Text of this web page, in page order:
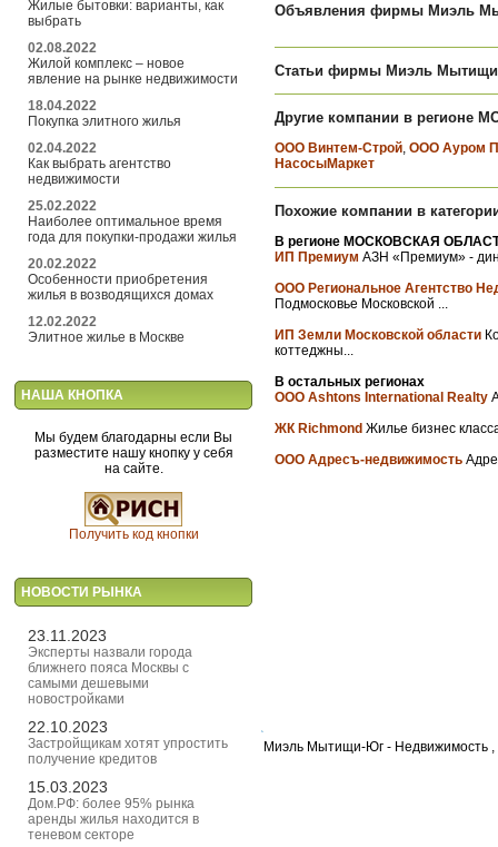
Жилые бытовки: варианты, как
выбрать
02.08.2022
Жилой комплекс – новое
явление на рынке недвижимости
18.04.2022
Покупка элитного жилья
02.04.2022
Как выбрать агентство
недвижимости
25.02.2022
Наиболее оптимальное время
года для покупки-продажи жилья
20.02.2022
Особенности приобретения
жилья в возводящихся домах
12.02.2022
Элитное жилье в Москве
НАША КНОПКА
Мы будем благодарны если Вы
разместите нашу кнопку у себя
на сайте.
Получить код кнопки
НОВОСТИ РЫНКА
23.11.2023
Эксперты назвали города
ближнего пояса Москвы с
самыми дешевыми
новостройками
22.10.2023
Застройщикам хотят упростить
получение кредитов
15.03.2023
Дом.РФ: более 95% рынка
аренды жилья находится в
теневом секторе
Объявления фирмы Миэль
Статьи фирмы Миэль
Другие компании в регионе
ООО Винтем-Строй, ООО Ауром
НасосыМаркет
Похожие компании в
В регионе МОСКОВСКАЯ
ИП Премиум АЗН «Премиум» -
ООО Региональное Агентство
Подмосковье Московской ...
ИП Земли Московской области
коттеджны...
В остальных регионах
ООО Ashtons International Realty
ЖК Richmond Жилье бизнес
ООО Адресъ-недвижимость
Миэль Мытищи-Юг - Недвижимость ,